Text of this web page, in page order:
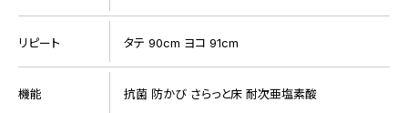
リピート タテ 90cm ヨコ 91cm
機能 抗菌 防かび さらっと床 耐次亜塩素酸